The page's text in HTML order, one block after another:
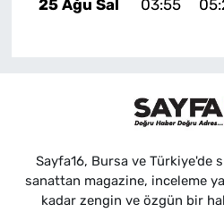
25 Ağu Sal
03:55
Sayfa16, Bursa ve Türkiye'de
sanattan magazine, inceleme
kadar zengin ve özgün bir